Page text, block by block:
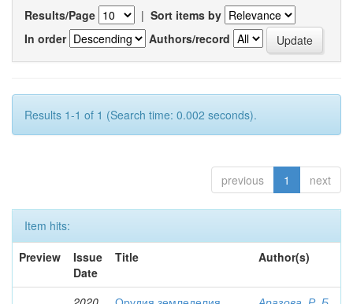
Results/Page | Sort items by
In order
Authors/record
Results 1-1 of 1 (Search time: 0.002 seconds).
previous 1 next
Item hits:
Preview
Issue
Date
Title Author(s)